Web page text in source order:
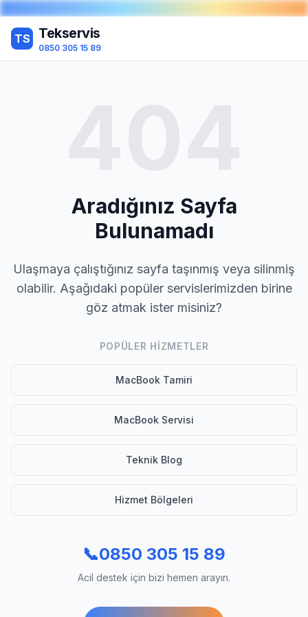
TS Tekservis
0850 305 15 89
Aradığınız Sayfa
Bulunamadı
Ulaşmaya çalıştığınız sayfa taşınmış veya silinmiş
olabilir. Aşağıdaki popüler servislerimizden birine
göz atmak ister misiniz?
POPÜLER HIZMETLER
MacBook Tamiri
MacBook Servisi
Teknik Blog
Hizmet Bölgeleri
📞0850 305 15 89
Acil destek için bizi hemen arayın.